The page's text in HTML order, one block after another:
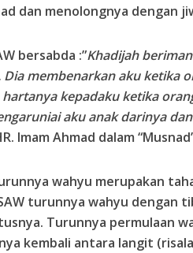
dan menolongnya dengan
bersabda :”Khadijah
membenarkan aku ketika
kepadaku ketika
aku anak darinya
Imam Ahmad dalam
wahyu merupakan
turunnya wahyu dengan
Turunnya permulaan
kembali antara langit